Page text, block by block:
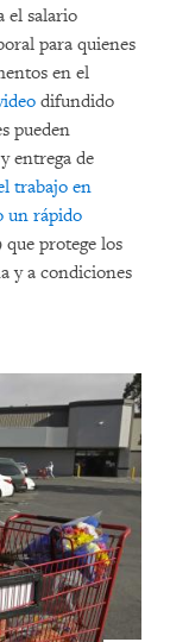
el salario
para quienes
en el
difundido
pueden
entrega de
trabajo en
un rápido
protege los
y a condiciones